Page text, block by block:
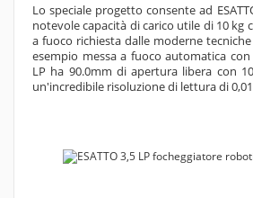
Lo speciale progetto consente ad
notevole capacità di carico utile di 10 kg
a fuoco richiesta dalle moderne
esempio messa a fuoco automatica con
LP ha 90.0mm di apertura libera con
un'incredibile risoluzione di lettura di